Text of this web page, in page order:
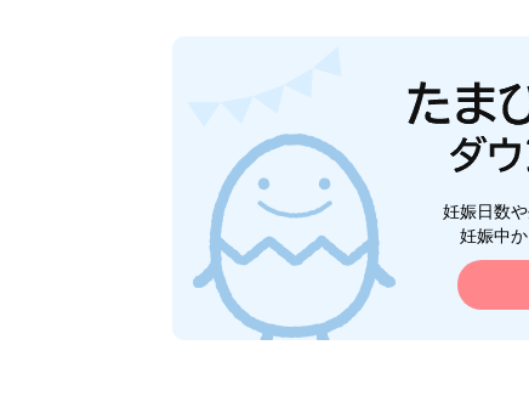
妊娠日数
妊娠中